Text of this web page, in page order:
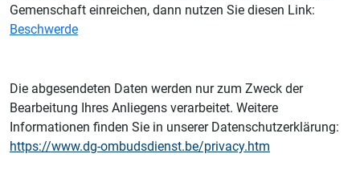
Gemenschaft einreichen, dann nutzen Sie diesen Link:
Beschwerde
Die abgesendeten Daten werden nur zum Zweck der
Bearbeitung Ihres Anliegens verarbeitet. Weitere
Informationen finden Sie in unserer Datenschutzerklärung:
https://www.dg-ombudsdienst.be/privacy.htm